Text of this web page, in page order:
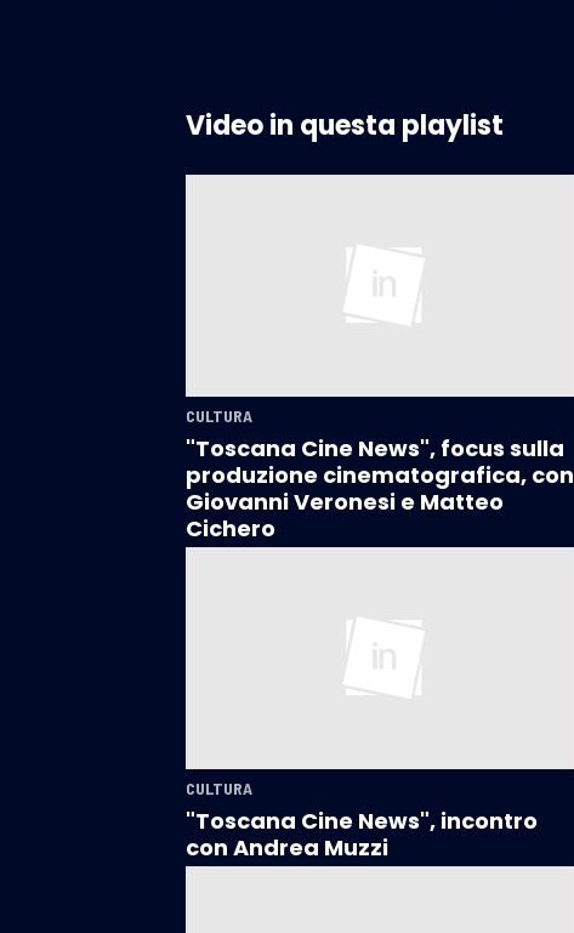
Video in questa playlist
CULTURA
"Toscana Cine News", focus sulla
produzione cinematografica, con
Giovanni Veronesi e Matteo
Cichero
CULTURA
"Toscana Cine News", incontro
con Andrea Muzzi